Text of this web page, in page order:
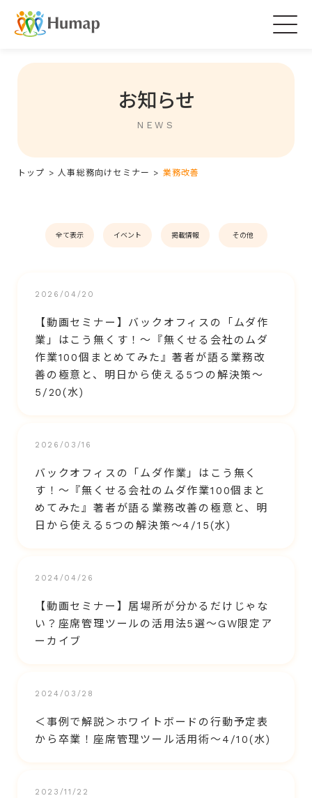
お知らせ
NEWS
トップ >人事総務向けセミナー > 業務改善
全て表示 イベント 掲載情報 その他
2026/04/20
【動画セミナー】バックオフィスの「ムダ作
業」はこう無くす！～『無くせる会社のムダ
作業100個まとめてみた』著者が語る業務改
善の極意と、明日から使える5つの解決策～
5/20(水)
2026/03/16
バックオフィスの「ムダ作業」はこう無く
す！～『無くせる会社のムダ作業100個まと
めてみた』著者が語る業務改善の極意と、明
日から使える5つの解決策～4/15(水)
2024/04/26
【動画セミナー】居場所が分かるだけじゃな
い？座席管理ツールの活用法5選～GW限定ア
ーカイブ
2024/03/28
＜事例で解説＞ホワイトボードの行動予定表
から卒業！座席管理ツール活用術～4/10(水)
2023/11/22